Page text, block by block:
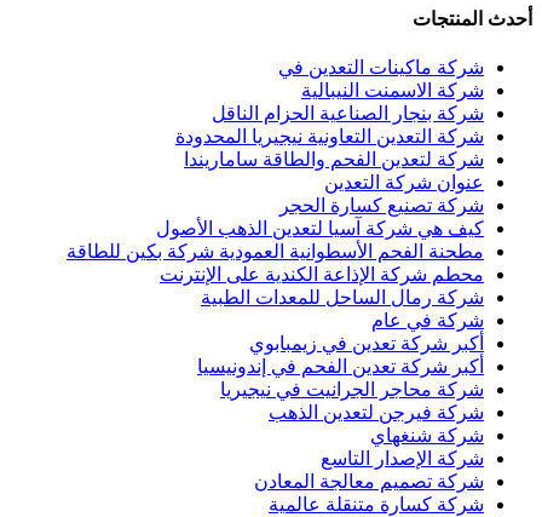
أحدث المنتجات
شركة ماكينات التعدين في
شركة الاسمنت النيبالية
شركة بنجار الصناعية الحزام الناقل
شركة التعدين التعاونية نيجيريا المحدودة
شركة لتعدين الفحم والطاقة ساماريندا
عنوان شركة التعدين
شركة تصنيع كسارة الحجر
كيف هي شركة آسيا لتعدين الذهب الأصول
مطحنة الفحم الأسطوانية العمودية شركة بكين للطاقة
محطم شركة الإذاعة الكندية على الإنترنت
شركة رمال الساحل للمعدات الطبية
شركة في عام
أكبر شركة تعدين في زيمبابوي
أكبر شركة تعدين الفحم في إندونيسيا
شركة محاجر الجرانيت في نيجيريا
شركة فيرجن لتعدين الذهب
شركة شنغهاي
شركة الإصدار التاسع
شركة تصميم معالجة المعادن
شركة كسارة متنقلة عالمية